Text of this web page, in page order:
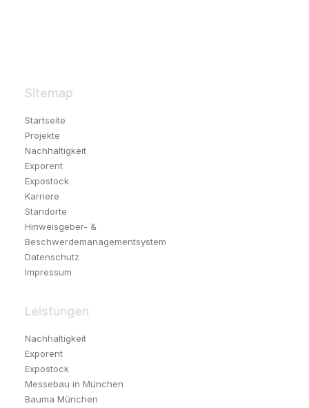
Sitemap
Startseite
Projekte
Nachhaltigkeit
Exporent
Expostock
Karriere
Standorte
Hinweisgeber- &
Beschwerdemanagementsystem
Datenschutz
Impressum
Leistungen
Nachhaltigkeit
Exporent
Expostock
Messebau in München
Bauma München